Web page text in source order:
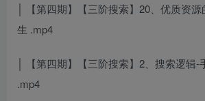
│ 【第四期】【三阶搜索】20、优质资
生 .mp4
│ 【第四期】【三阶搜索】2、搜索逻辑-
.mp4